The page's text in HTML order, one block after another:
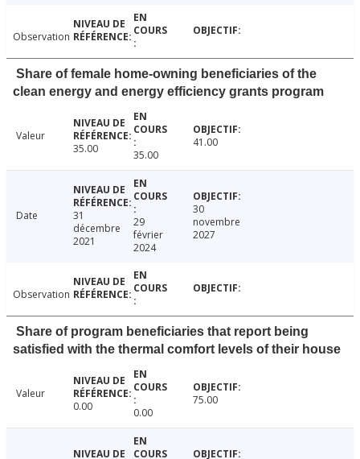
Observation
Share of female home-owning beneficiaries of the
clean energy and energy efficiency grants program
Valeur
35.00
35.00
41.00
Date
31
décembre
2021
29
février
2024
30
novembre
2027
Observation
Share of program beneficiaries that report being
satisfied with the thermal comfort levels of their house
Valeur
0.00
0.00
75.00